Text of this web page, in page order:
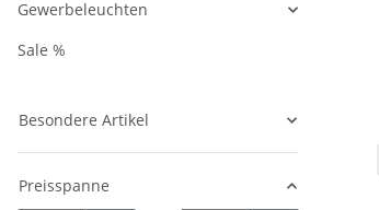
Gewerbeleuchten
Sale %
Besondere Artikel
Preisspanne